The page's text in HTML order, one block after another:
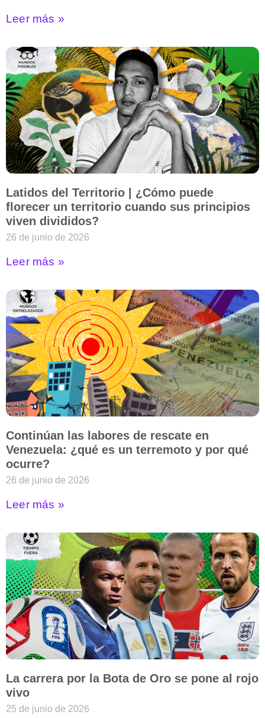
Leer más »
Latidos del Territorio | ¿Cómo puede
florecer un territorio cuando sus principios
viven divididos?
26 de junio de 2026
Leer más »
Continúan las labores de rescate en
Venezuela: ¿qué es un terremoto y por qué
ocurre?
26 de junio de 2026
Leer más »
La carrera por la Bota de Oro se pone al rojo
vivo
25 de junio de 2026